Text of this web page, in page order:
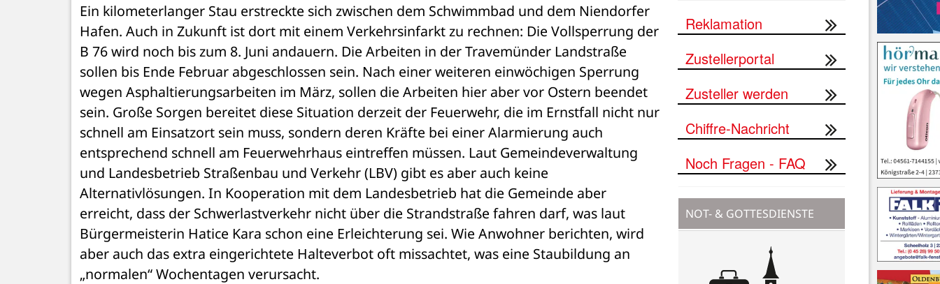
Ein kilometerlanger Stau erstreckte sich zwischen dem Schwimmbad und dem Niendorfer
Hafen. Auch in Zukunft ist dort mit einem Verkehrsinfarkt zu rechnen: Die Vollsperrung der
B 76 wird noch bis zum 8. Juni andauern. Die Arbeiten in der Travemünder Landstraße
sollen bis Ende Februar abgeschlossen sein. Nach einer weiteren einwöchigen Sperrung
wegen Asphaltierungsarbeiten im März, sollen die Arbeiten hier aber vor Ostern beendet
sein. Große Sorgen bereitet diese Situation derzeit der Feuerwehr, die im Ernstfall nicht nur
schnell am Einsatzort sein muss, sondern deren Kräfte bei einer Alarmierung auch
entsprechend schnell am Feuerwehrhaus eintreffen müssen. Laut Gemeindeverwaltung
und Landesbetrieb Straßenbau und Verkehr (LBV) gibt es aber auch keine
Alternativlösungen. In Kooperation mit dem Landesbetrieb hat die Gemeinde aber
erreicht, dass der Schwerlastverkehr nicht über die Strandstraße fahren darf, was laut
Bürgermeisterin Hatice Kara schon eine Erleichterung sei. Wie Anwohner berichten, wird
aber auch das extra eingerichtete Halteverbot oft missachtet, was eine Staubildung an
„normalen“ Wochentagen verursacht.
Reklamation
Zustellerportal
Zusteller werden
Chiffre-Nachricht
Noch Fragen - FAQ
NOT- & GOTTESDIENSTE